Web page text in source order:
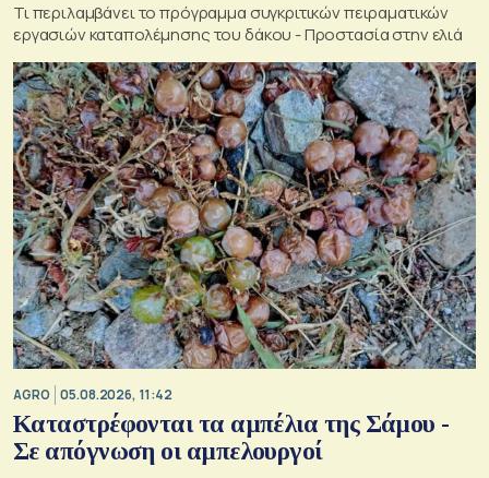
Τι περιλαμβάνει το πρόγραμμα συγκριτικών πειραματικών
εργασιών καταπολέμησης του δάκου - Προστασία στην ελιά
AGRO 05.08.2026, 11:42
Καταστρέφονται τα αμπέλια της Σάμου -
Σε απόγνωση οι αμπελουργοί